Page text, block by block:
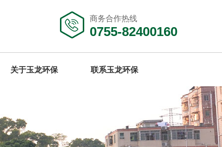
商务合作热线
0755-82400160
关于玉龙环保 联系玉龙环保